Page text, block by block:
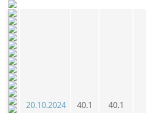
20.10.2024 40.1 40.1